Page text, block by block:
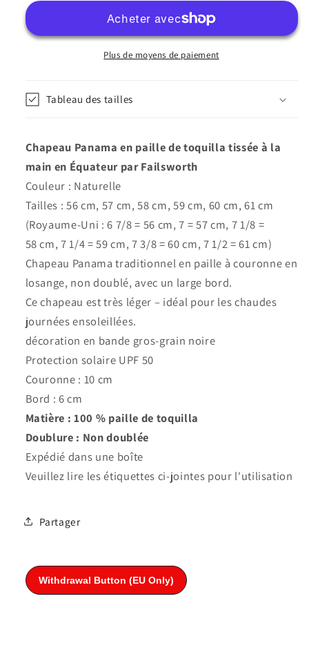
Bord
Paille
Naturel
-
Failsworth
à
Bord
Bas
Paille
Naturel
-
Failsworth
Plus de moyens de paiement
Tableau des tailles
Chapeau Panama en paille de toquilla tissée à la
main en Équateur par Failsworth
Couleur : Naturelle
Tailles : 56 cm, 57 cm, 58 cm, 59 cm, 60 cm, 61 cm
(Royaume-Uni : 6 7/8 = 56 cm, 7 = 57 cm, 7 1/8 =
58 cm, 7 1/4 = 59 cm, 7 3/8 = 60 cm, 7 1/2 = 61 cm)
Chapeau Panama traditionnel en paille à couronne en
losange, non doublé, avec un large bord.
Ce chapeau est très léger – idéal pour les chaudes
journées ensoleillées.
décoration en bande gros-grain noire
Protection solaire UPF 50
Couronne : 10 cm
Bord : 6 cm
Matière : 100 % paille de toquilla
Doublure : Non doublée
Expédié dans une boîte
Veuillez lire les étiquettes ci-jointes pour l'utilisation
Partager